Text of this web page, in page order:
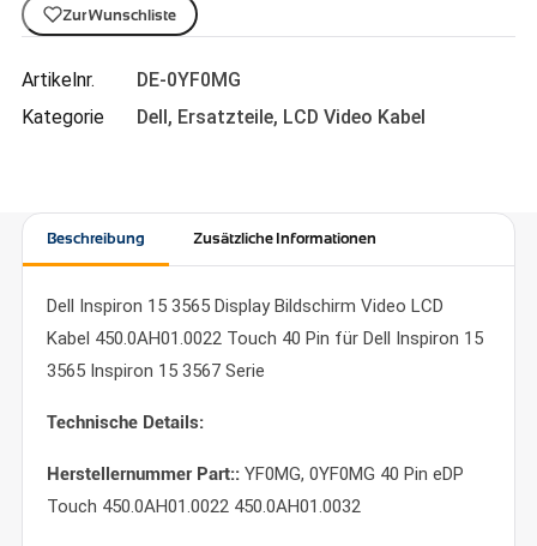
Zur Wunschliste
Artikelnr.
DE-0YF0MG
Kategorie
Dell, Ersatzteile, LCD Video Kabel
Beschreibung Zusätzliche Informationen
Dell Inspiron 15 3565 Display Bildschirm Video LCD
Kabel 450.0AH01.0022 Touch 40 Pin für Dell Inspiron 15
3565 Inspiron 15 3567 Serie
Technische Details:
Herstellernummer Part::YF0MG, 0YF0MG 40 Pin eDP
Touch 450.0AH01.0022 450.0AH01.0032